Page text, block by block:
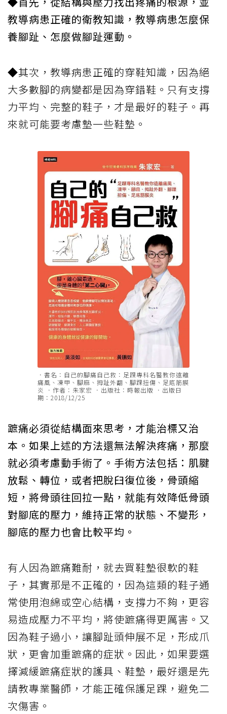
教導病患正確的衛教知識，教導病患怎麼保
養腳趾、怎麼做腳趾運動。
◆其次，教導病患正確的穿鞋知識，因為絕
大多數腳的病變都是因為穿錯鞋。只有支撐
力平均、完整的鞋子，才是最好的鞋子。再
來就可能要考慮墊一些鞋墊。
．書名：自己的腳痛自己救：足踝專科名醫教你遠離
痛風、凍甲、腳麻、拇趾外翻、腳踝扭傷、足底筋膜
炎 ．作者：朱家宏 ．出版社：時報出版 ．出版日
期：2018/12/25
蹠痛必須從結構面來思考，才能治標又治
本。如果上述的方法還無法解決疼痛，那麼
就必須考慮動手術了。手術方法包括：肌腱
放鬆、轉位，或者把脫臼復位後，骨頭縮
短，將骨頭往回拉一點，就能有效降低骨頭
對腳底的壓力，維持正常的狀態、不變形，
腳底的壓力也會比較平均。
有人因為蹠痛難耐，就去買鞋墊很軟的鞋
子，其實那是不正確的，因為這類的鞋子通
常使用泡綿或空心結構，支撐力不夠，更容
易造成壓力不平均，將使蹠痛得更厲害。又
因為鞋子過小，讓腳趾頭伸展不足，形成爪
狀，更會加重蹠痛的症狀。因此，如果要選
擇減緩蹠痛症狀的護具、鞋墊，最好還是先
請教專業醫師，才能正確保護足踝，避免二
次傷害。